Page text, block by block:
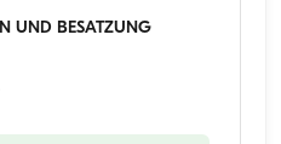
UND BESATZUNG